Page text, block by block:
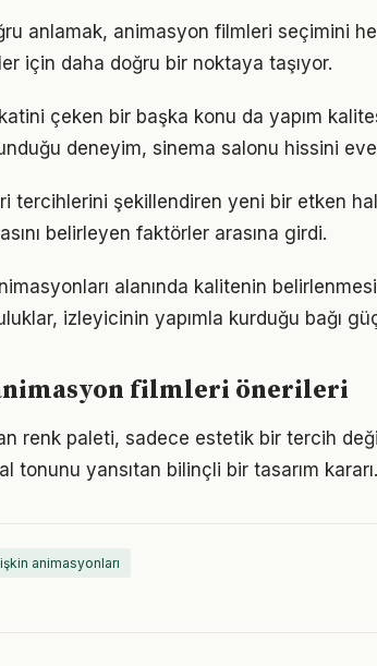
anlamak, animasyon filmleri seçimini
için daha doğru bir noktaya taşıyor.
çeken bir başka konu da yapım
deneyim, sinema salonu hissini eve
tercihlerini şekillendiren yeni bir etken
belirleyen faktörler arasına girdi.
alanında kalitenin
izleyicinin yapımla kurduğu bağı
filmleri önerileri
renk paleti, sadece estetik bir tercih
tonunu yansıtan bilinçli bir tasarım kararı.
animasyonları